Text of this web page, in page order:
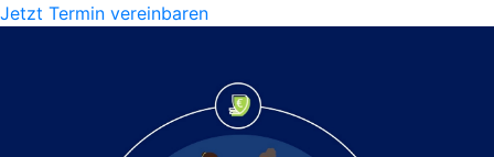
Jetzt Termin vereinbaren